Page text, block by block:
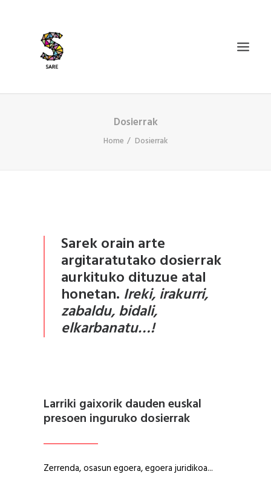
SEARCH
Dosierrak
Home Dosierrak
Sarek orain arte
argitaratutako dosierrak
aurkituko dituzue atal
honetan. Ireki, irakurri,
zabaldu, bidali,
elkarbanatu…!
Larriki gaixorik dauden euskal
presoen inguruko dosierrak
Zerrenda, osasun egoera, egoera juridikoa...